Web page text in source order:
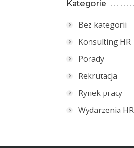
Kategorie
Bez kategorii
Konsulting HR
Porady
Rekrutacja
Rynek pracy
Wydarzenia HR